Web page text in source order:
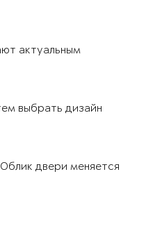
актуальным
выбрать дизайн
двери меняется